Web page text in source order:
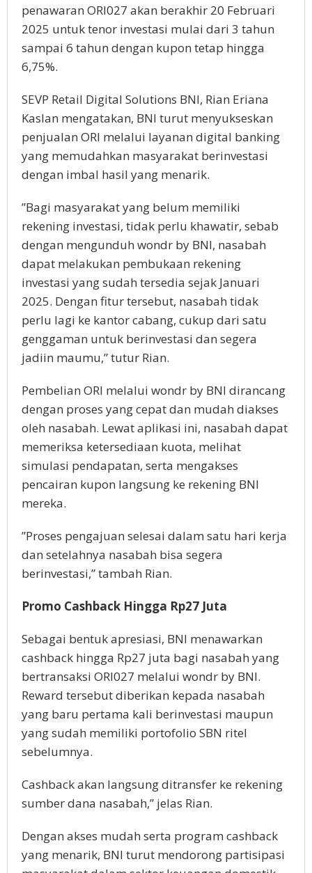
penawaran ORI027 akan berakhir 20 Februari
2025 untuk tenor investasi mulai dari 3 tahun
sampai 6 tahun dengan kupon tetap hingga
6,75%.
SEVP Retail Digital Solutions BNI, Rian Eriana
Kaslan mengatakan, BNI turut menyukseskan
penjualan ORI melalui layanan digital banking
yang memudahkan masyarakat berinvestasi
dengan imbal hasil yang menarik.
”Bagi masyarakat yang belum memiliki
rekening investasi, tidak perlu khawatir, sebab
dengan mengunduh wondr by BNI, nasabah
dapat melakukan pembukaan rekening
investasi yang sudah tersedia sejak Januari
2025. Dengan fitur tersebut, nasabah tidak
perlu lagi ke kantor cabang, cukup dari satu
genggaman untuk berinvestasi dan segera
jadiin maumu,” tutur Rian.
Pembelian ORI melalui wondr by BNI dirancang
dengan proses yang cepat dan mudah diakses
oleh nasabah. Lewat aplikasi ini, nasabah dapat
memeriksa ketersediaan kuota, melihat
simulasi pendapatan, serta mengakses
pencairan kupon langsung ke rekening BNI
mereka.
”Proses pengajuan selesai dalam satu hari kerja
dan setelahnya nasabah bisa segera
berinvestasi,” tambah Rian.
Promo Cashback Hingga Rp27 Juta
Sebagai bentuk apresiasi, BNI menawarkan
cashback hingga Rp27 juta bagi nasabah yang
bertransaksi ORI027 melalui wondr by BNI.
Reward tersebut diberikan kepada nasabah
yang baru pertama kali berinvestasi maupun
yang sudah memiliki portofolio SBN ritel
sebelumnya.
Cashback akan langsung ditransfer ke rekening
sumber dana nasabah,” jelas Rian.
Dengan akses mudah serta program cashback
yang menarik, BNI turut mendorong partisipasi